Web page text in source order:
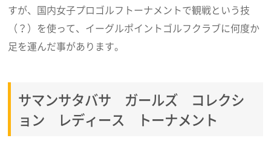
すが、国内女子プロゴルフトーナメントで観戦という技
（？）を使って、イーグルポイントゴルフクラブに何度か
足を運んだ事があります。
サマンサタバサ ガールズ コレクシ
ョン レディース トーナメント